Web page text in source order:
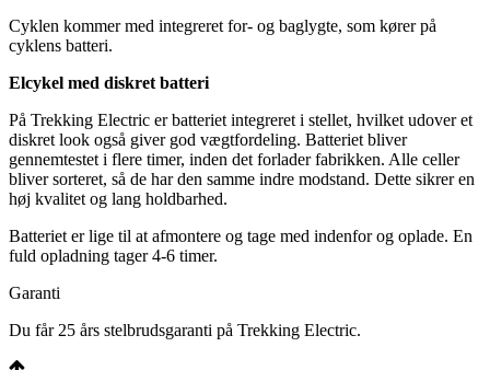
Cyklen kommer med integreret for- og baglygte, som kører på
cyklens batteri.
Elcykel med diskret batteri
På Trekking Electric er batteriet integreret i stellet, hvilket udover et
diskret look også giver god vægtfordeling. Batteriet bliver
gennemtestet i flere timer, inden det forlader fabrikken. Alle celler
bliver sorteret, så de har den samme indre modstand. Dette sikrer en
høj kvalitet og lang holdbarhed.
Batteriet er lige til at afmontere og tage med indenfor og oplade. En
fuld opladning tager 4-6 timer.
Garanti
Du får 25 års stelbrudsgaranti på Trekking Electric.